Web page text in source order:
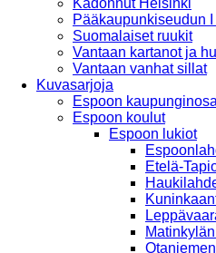
Pääkaupunkiseudun
Suomalaiset ruukit
Vantaan kartanot ja
Vantaan vanhat sillat
Kuvasarjoja
Espoon
Espoon koulut
Espoon lukiot
Etelä-